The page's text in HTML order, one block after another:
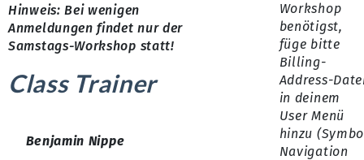
Hinweis: Bei wenigen
Anmeldungen findet nur der
Samstags-Workshop statt!
Class Trainer
Benjamin Nippe
Workshop
benötigst,
füge bitte
Billing-
Address-
in deinem
User Menü
hinzu
Navigation